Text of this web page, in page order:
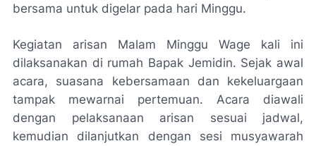
bersama untuk digelar pada hari Minggu.
Kegiatan arisan Malam Minggu Wage kali ini
dilaksanakan di rumah Bapak Jemidin. Sejak awal
acara, suasana kebersamaan dan kekeluargaan
tampak mewarnai pertemuan. Acara diawali
dengan pelaksanaan arisan sesuai jadwal,
kemudian dilanjutkan dengan sesi musyawarah